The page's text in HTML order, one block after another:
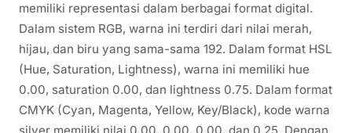
memiliki representasi dalam berbagai format digital.
Dalam sistem RGB, warna ini terdiri dari nilai merah,
hijau, dan biru yang sama-sama 192. Dalam format HSL
(Hue, Saturation, Lightness), warna ini memiliki hue
0.00, saturation 0.00, dan lightness 0.75. Dalam format
CMYK (Cyan, Magenta, Yellow, Key/Black), kode warna